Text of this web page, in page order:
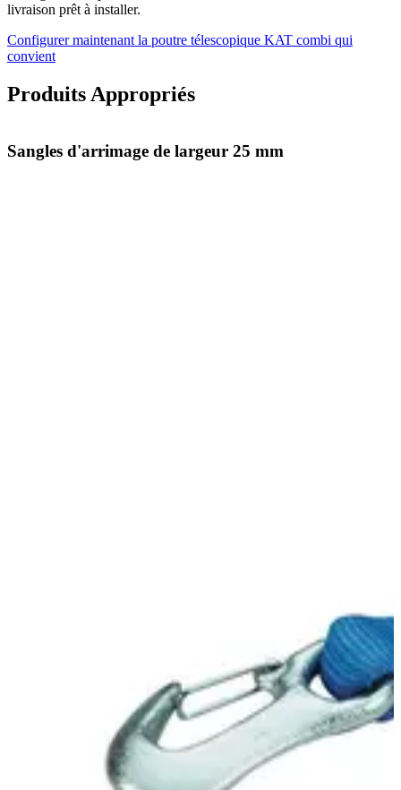
livraison prêt à installer.
Configurer maintenant la poutre télescopique KAT combi qui
convient
Produits Appropriés
Sangles d'arrimage de largeur 25 mm